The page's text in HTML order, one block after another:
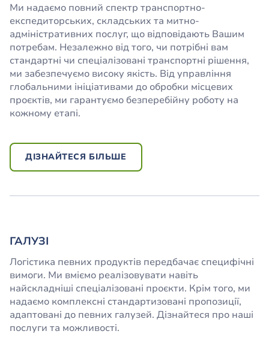
Ми надаємо повний спектр транспортно-
експедиторських, складських та митно-
адміністративних послуг, що відповідають Вашим
потребам. Незалежно від того, чи потрібні вам
стандартні чи спеціалізовані транспортні рішення,
ми забезпечуємо високу якість. Від управління
глобальними ініціативами до обробки місцевих
проєктів, ми гарантуємо безперебійну роботу на
кожному етапі.
ДІЗНАЙТЕСЯ БІЛЬШЕ
ГАЛУЗІ
Логістика певних продуктів передбачає специфічні
вимоги. Ми вміємо реалізовувати навіть
найскладніші спеціалізовані проєкти. Крім того, ми
надаємо комплексні стандартизовані пропозиції,
адаптовані до певних галузей. Дізнайтеся про наші
послуги та можливості.